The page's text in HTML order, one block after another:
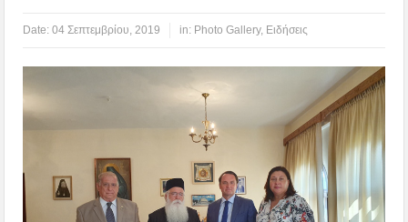
Date:04 Σεπτεμβρίου, 2019 in: Photo Gallery, Ειδήσεις